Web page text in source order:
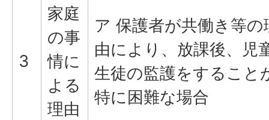
3
家庭
の事
情に
よる
理由
ア 保護者が共働き等の
由により、放課後、児
生徒の監護をすること
特に困難な場合